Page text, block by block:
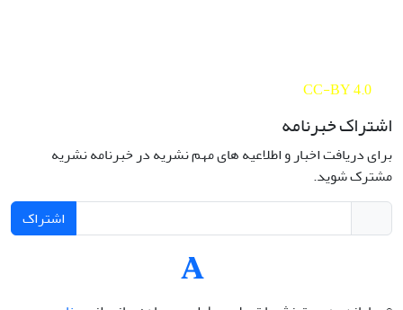
CC-BY 4.0
اشتراک خبرنامه
برای دریافت اخبار و اطلاعیه های مهم نشریه در خبرنامه نشریه
مشترک شوید.
اشتراک